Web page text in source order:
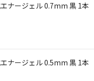
ナージェル 0.7mm 黒 1本
ナージェル 0.5mm 黒 1本